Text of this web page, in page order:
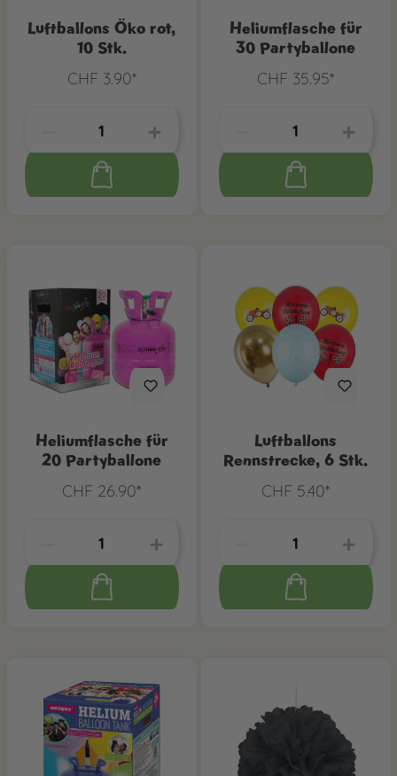
Luftballons Öko rot,
10 Stk.
CHF 3.90*
Heliumflasche für
30 Partyballone
CHF 35.95*
Heliumflasche für
20 Partyballone
CHF 26.90*
Luftballons
Rennstrecke, 6 Stk.
CHF 5.40*